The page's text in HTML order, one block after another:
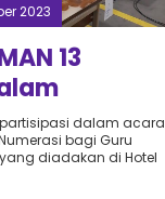
2023
13
Jateng
dalam acara
bagi Guru
yang diadakan di Hotel